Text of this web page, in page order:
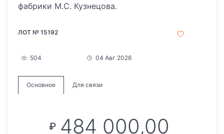
фабрики М.С. Кузнецова.
ЛОТ № 15192
504 04 Авг 2026
Основное Для связи
₽ 484 000,00